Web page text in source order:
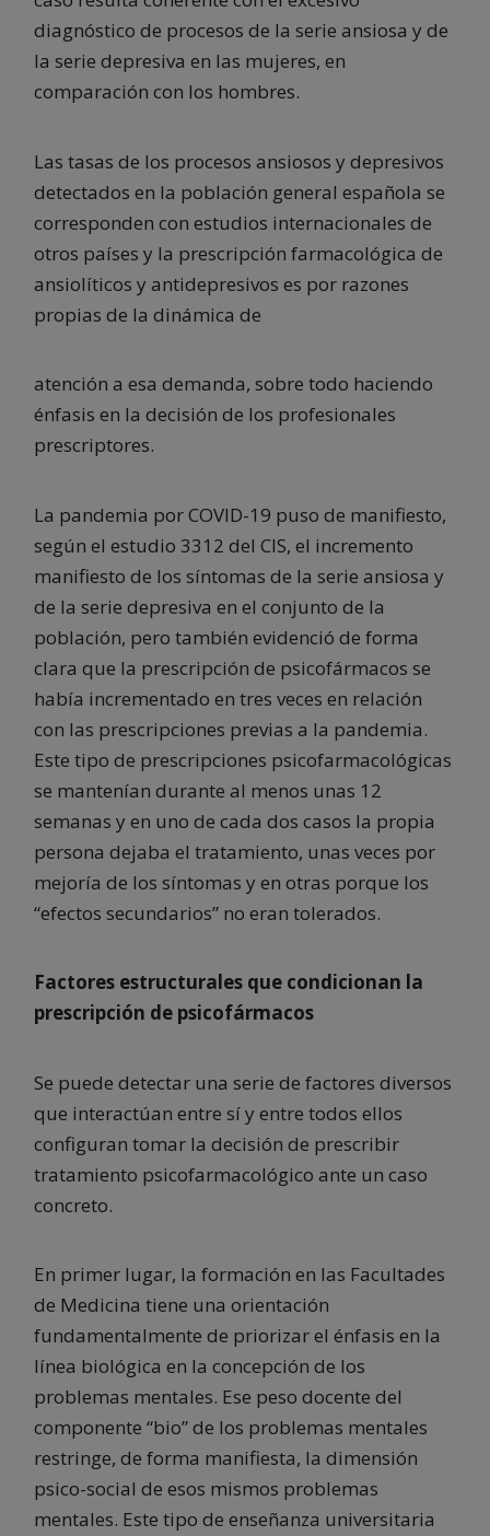
diagnóstico de procesos de la serie ansiosa y de
la serie depresiva en las mujeres, en
comparación con los hombres.
Las tasas de los procesos ansiosos y depresivos
detectados en la población general española se
corresponden con estudios internacionales de
otros países y la prescripción farmacológica de
ansiolíticos y antidepresivos es por razones
propias de la dinámica de
atención a esa demanda, sobre todo haciendo
énfasis en la decisión de los profesionales
prescriptores.
La pandemia por COVID-19 puso de manifiesto,
según el estudio 3312 del CIS, el incremento
manifiesto de los síntomas de la serie ansiosa y
de la serie depresiva en el conjunto de la
población, pero también evidenció de forma
clara que la prescripción de psicofármacos se
había incrementado en tres veces en relación
con las prescripciones previas a la pandemia.
Este tipo de prescripciones psicofarmacológicas
se mantenían durante al menos unas 12
semanas y en uno de cada dos casos la propia
persona dejaba el tratamiento, unas veces por
mejoría de los síntomas y en otras porque los
“efectos secundarios” no eran tolerados.
Factores estructurales que condicionan la
prescripción de psicofármacos
Se puede detectar una serie de factores diversos
que interactúan entre sí y entre todos ellos
configuran tomar la decisión de prescribir
tratamiento psicofarmacológico ante un caso
concreto.
En primer lugar, la formación en las Facultades
de Medicina tiene una orientación
fundamentalmente de priorizar el énfasis en la
línea biológica en la concepción de los
problemas mentales. Ese peso docente del
componente “bio” de los problemas mentales
restringe, de forma manifiesta, la dimensión
psico-social de esos mismos problemas
mentales. Este tipo de enseñanza universitaria